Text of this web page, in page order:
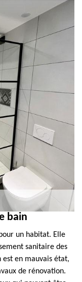
bain
un habitat. Elle
sanitaire des
est en mauvais état,
de rénovation.